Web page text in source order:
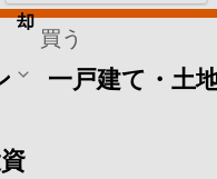
買う
一戸建て・土
その他
却